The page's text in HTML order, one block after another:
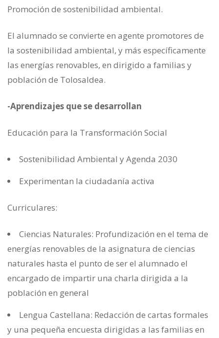
Promoción de sostenibilidad ambiental.
El alumnado se convierte en agente promotores de
la sostenibilidad ambiental, y más específicamente
las energías renovables, en dirigido a familias y
población de Tolosaldea.
-Aprendizajes que se desarrollan
Educación para la Transformación Social
Sostenibilidad Ambiental y Agenda 2030
Experimentan la ciudadanía activa
Curriculares:
Ciencias Naturales: Profundización en el tema de
energías renovables de la asignatura de ciencias
naturales hasta el punto de ser el alumnado el
encargado de impartir una charla dirigida a la
población en general
Lengua Castellana: Redacción de cartas formales
y una pequeña encuesta dirigidas a las familias en